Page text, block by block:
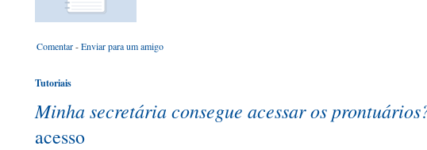
Comentar-Enviar para um amigo
Tutoriais
Minha secretária consegue acessar os
acesso